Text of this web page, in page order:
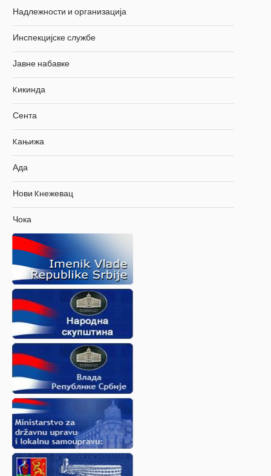
Надлежности и организација
Инспекцијске службе
Јавне набавке
Kикинда
Сента
Kањижа
Ада
Нови Kнежевац
Чока